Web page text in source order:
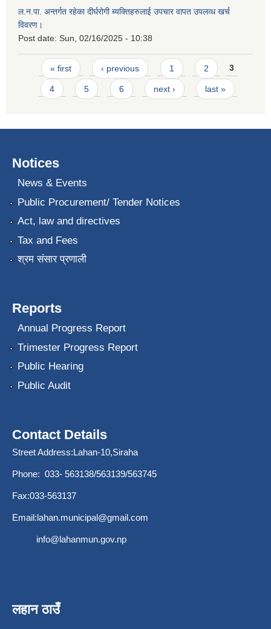
ल.न.पा. अन्तर्गत रहेका दीर्घरोगी ब्यक्तिहरुलाई उपचार वापत उपलव्ध खर्च
विवरण।
Post date: Sun, 02/16/2025 - 10:38
Pages
« first ‹ previous 1 2 3
4 5 6 next › last »
Notices
News & Events
Public Procurement/ Tender Notices
Act, law and directives
Tax and Fees
श्रम संसार प्रणाली
Reports
Annual Progress Report
Trimester Progress Report
Public Hearing
Public Audit
Contact Details
Street Address:Lahan-10,Siraha
Phone: 033- 563138/563139/563745
Fax:033-563137
Email:lahan.municipal@gmail.com
info@lahanmun.gov.np
लहान ठाउँ